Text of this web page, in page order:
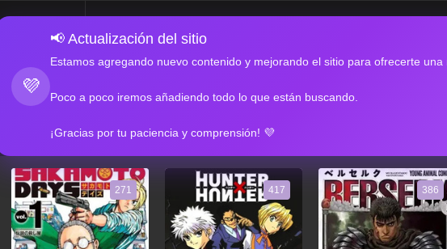
💜
📢 Actualización del sitio
Estamos agregando nuevo contenido y mejorando el sitio para ofrecerte una
Poco a poco iremos añadiendo todo lo que están buscando.
¡Gracias por tu paciencia y comprensión! 💜
POPULARES
recientemente
271 417 386